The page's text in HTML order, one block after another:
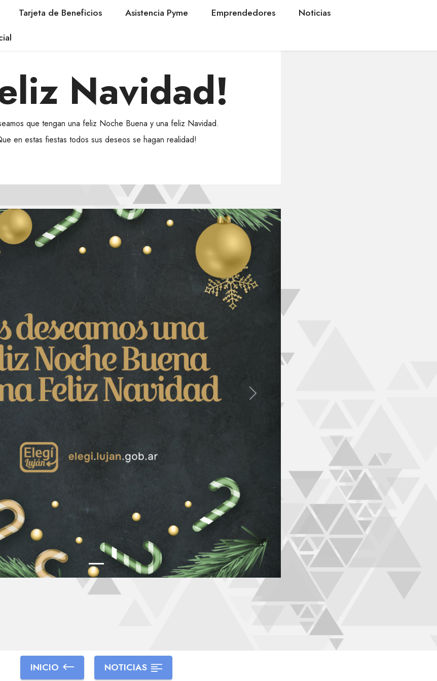
Tarjeta de Beneficios Asistencia Pyme Emprendedores
Noticias
Navidad!
que tengan una feliz Noche Buena y una feliz Navidad.
en estas fiestas todos sus deseos se hagan realidad!
INICIO NOTICIAS